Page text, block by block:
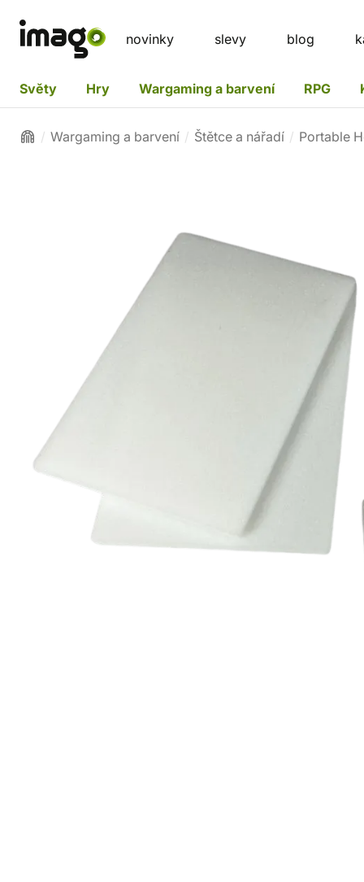
novinky slevy blog
Světy Hry Wargaming a barvení RPG
Wargaming a barvení Štětce a nářadí Portable